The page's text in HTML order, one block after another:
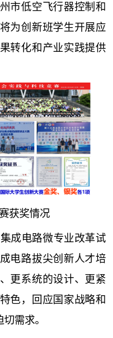
市低空飞行器控制和
为创新班学生开展应
转化和产业实践提供
获奖情况
成电路微专业改革试
电路拔尖创新人才培
更系统的设计、更紧
色，回应国家战略和
需求。